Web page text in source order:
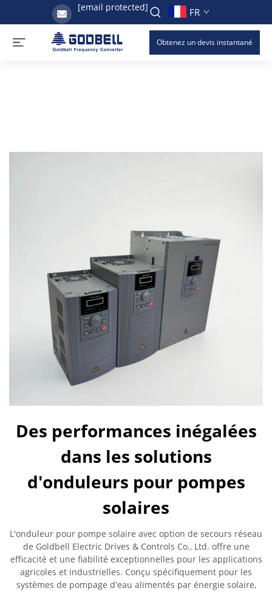
[email protected] FR
Obtenez un devis instantané
Des performances inégalées
dans les solutions
d'onduleurs pour pompes
solaires
L'onduleur pour pompe solaire avec option de secours réseau
de Goldbell Electric Drives & Controls Co., Ltd. offre une
efficacité et une fiabilité exceptionnelles pour les applications
agricoles et industrielles. Conçu spécifiquement pour les
systèmes de pompage d'eau alimentés par énergie solaire,